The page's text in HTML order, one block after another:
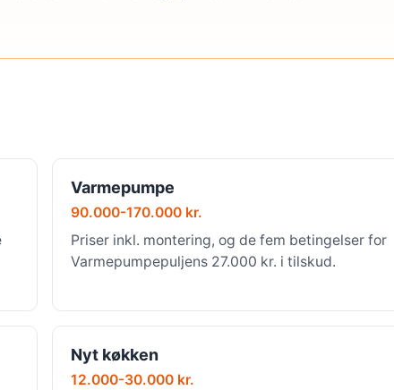
Varmepumpe
90.000-170.000 kr.
Priser inkl. montering, og de fem betingelser for
Varmepumpepuljens 27.000 kr. i tilskud.
Nyt køkken
12.000-30.000 kr.